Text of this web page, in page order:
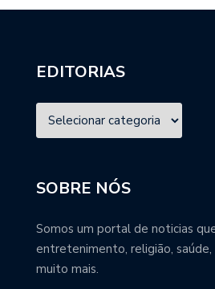
EDITORIAS
SOBRE NÓS
Somos um portal de noticias
entretenimento, religião, saúde,
muito mais.